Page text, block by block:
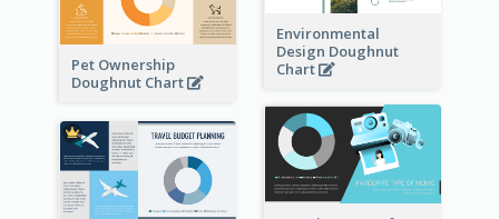
Environmental
Design Doughnut
Chart
Pet Ownership
Doughnut Chart